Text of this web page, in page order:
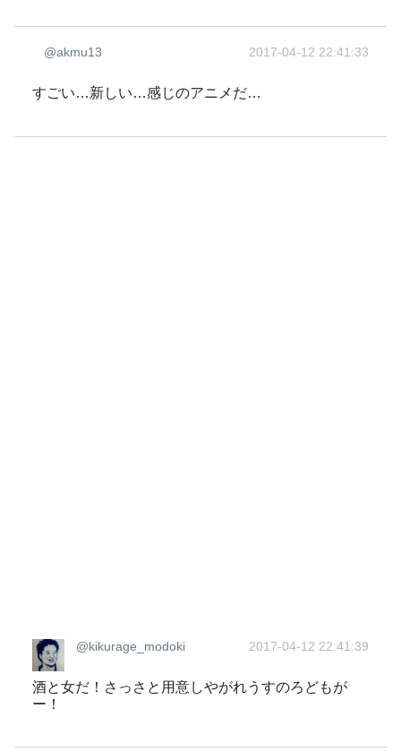
@akmu13 2017-04-12 22:41:33
すごい…新しい…感じのアニメだ…
@kikurage_modoki 2017-04-12 22:41:39
酒と女だ！さっさと用意しやがれうすのろどもが
ー！